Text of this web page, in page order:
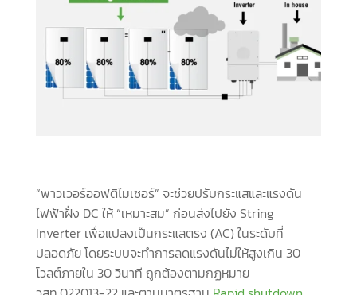
“พาวเวอร์ออฟติไมเซอร์” จะช่วยปรับกระแสและแรงดัน
ไฟฟ้าฝั่ง DC ให้ “เหมาะสม” ก่อนส่งไปยัง String
Inverter เพื่อแปลงเป็นกระแสตรง (AC) ในระดับที่
ปลอดภัย โดยระบบจะทำการลดแรงดันไม่ให้สูงเกิน 30
โวลต์ภายใน 30 วินาที ถูกต้องตามกฏหมาย